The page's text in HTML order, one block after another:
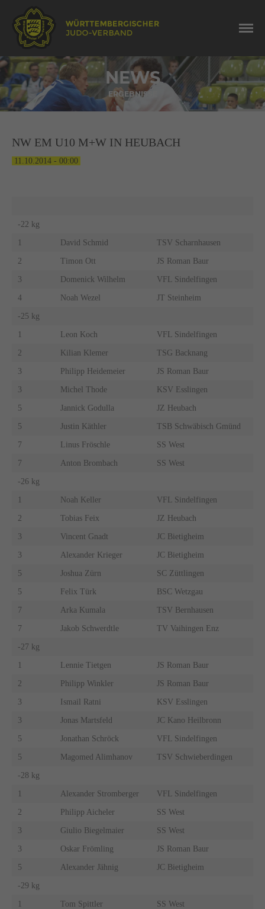
NEWS
ERGEBNISSE
NW EM U10 M+W IN HEUBACH
11.10.2014 - 00:00
-22 kg
1 David Schmid TSV Scharnhausen
2 Timon Ott JS Roman Baur
3 Domenick Wilhelm VFL Sindelfingen
4 Noah Wezel JT Steinheim
-25 kg
1 Leon Koch VFL Sindelfingen
2 Kilian Klemer TSG Backnang
3 Philipp Heidemeier JS Roman Baur
3 Michel Thode KSV Esslingen
5 Jannick Godulla JZ Heubach
5 Justin Käthler TSB Schwäbisch Gmünd
7 Linus Fröschle SS West
7 Anton Brombach SS West
-26 kg
1 Noah Keller VFL Sindelfingen
2 Tobias Feix JZ Heubach
3 Vincent Gnadt JC Bietigheim
3 Alexander Krieger JC Bietigheim
5 Joshua Zürn SC Züttlingen
5 Felix Türk BSC Wetzgau
7 Arka Kumala TSV Bernhausen
7 Jakob Schwerdtle TV Vaihingen Enz
-27 kg
1 Lennie Tietgen JS Roman Baur
2 Philipp Winkler JS Roman Baur
3 Ismail Ratni KSV Esslingen
3 Jonas Martsfeld JC Kano Heilbronn
5 Jonathan Schröck VFL Sindelfingen
5 Magomed Alimhanov TSV Schwieberdingen
-28 kg
1 Alexander Stromberger VFL Sindelfingen
2 Philipp Aicheler SS West
3 Giulio Biegelmaier SS West
3 Oskar Frömling JS Roman Baur
5 Alexander Jähnig JC Bietigheim
-29 kg
1 Tom Spittler SS West